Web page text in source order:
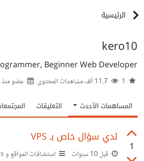
الرئيسية
kero10
Beginner Web Developer
عضو منذ
المساهمات الأحدث التعليقات
1
لدي سؤال خاص بـ VPS
قبل 10 سنوات استضافات المواقع و vps